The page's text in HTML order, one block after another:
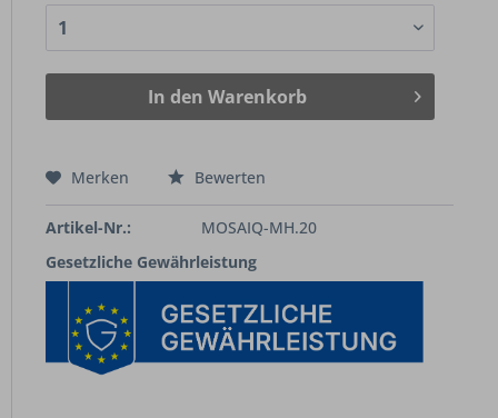
In den Warenkorb
Merken Bewerten
Artikel-Nr.:
MOSAIQ-MH.20
Gesetzliche Gewährleistung